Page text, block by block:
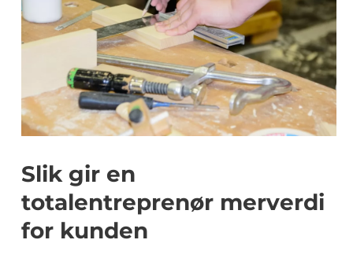
Slik gir en
totalentreprenør merverdi
for kunden